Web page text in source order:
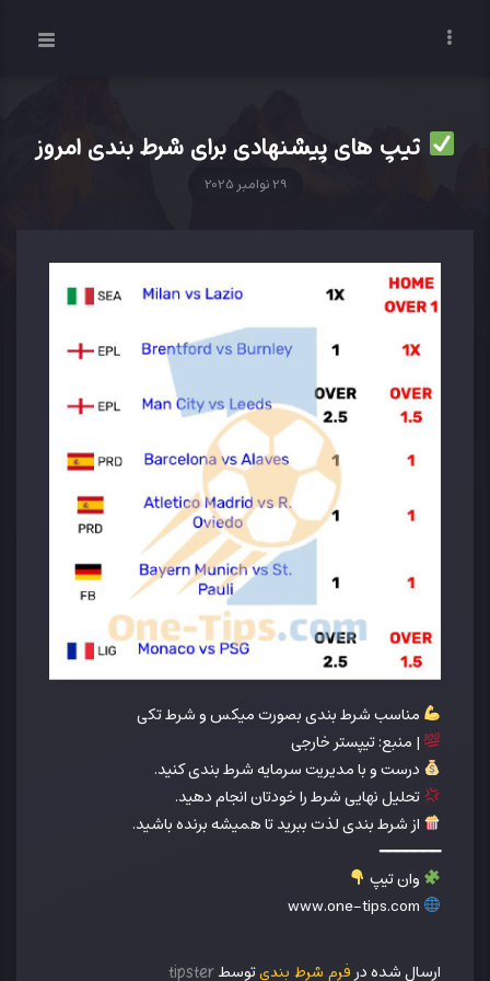
تیپ های پیشنهادی برای شرط بندی امروز
29 نوامبر 2025
مناسب شرط بندی بصورت میکس و شرط تکی
| منبع: تیپستر خارجی
درست و با مدیریت سرمایه شرط بندی کنید.
تحلیل نهایی شرط را خودتان انجام دهید.
از شرط بندی لذت ببرید تا همیشه برنده باشید.
━━━━━━━
وان تیپ
ارسال شده در فرم شرط بندیتوسطtipster